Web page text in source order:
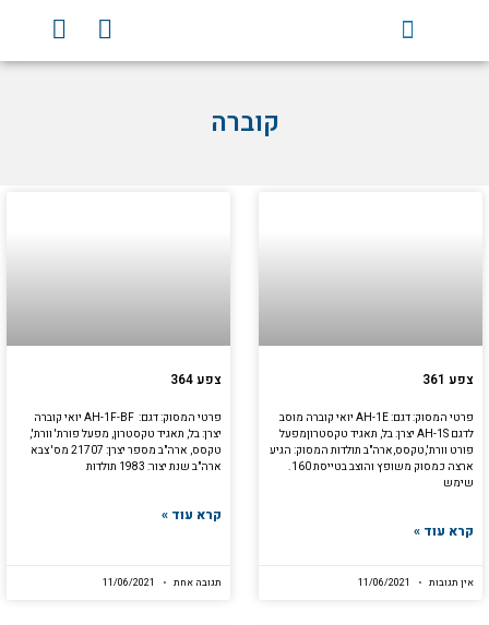
F
a
c
Y
o
u
קוברה
צפע 361
פרטי המסוק: דגם: AH-1E יואי קוברה מוסב
לדגם AH-1S יצרן: בל, תאגיד טקסטרוןמפעל
פורט וורת',טקסס,ארה"ב תולדות המסוק: הגיע
ארצה כמסוק משופץ והוצב בטייסת 160.
שימש
קרא עוד »
אין תגובות
צפע 364
פרטי המסוק: דגם: AH-1F-BF יואי קוברה
יצרן: בל, תאגיד טקסטרון, מפעל פורת' וורת',
טקסס, ארה"ב מספר יצרן: 21707 מס' צבא
ארה"ב שנת יצור: 1983 תולדות
קרא עוד »
תגובה אחת